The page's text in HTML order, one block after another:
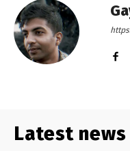
Latest news